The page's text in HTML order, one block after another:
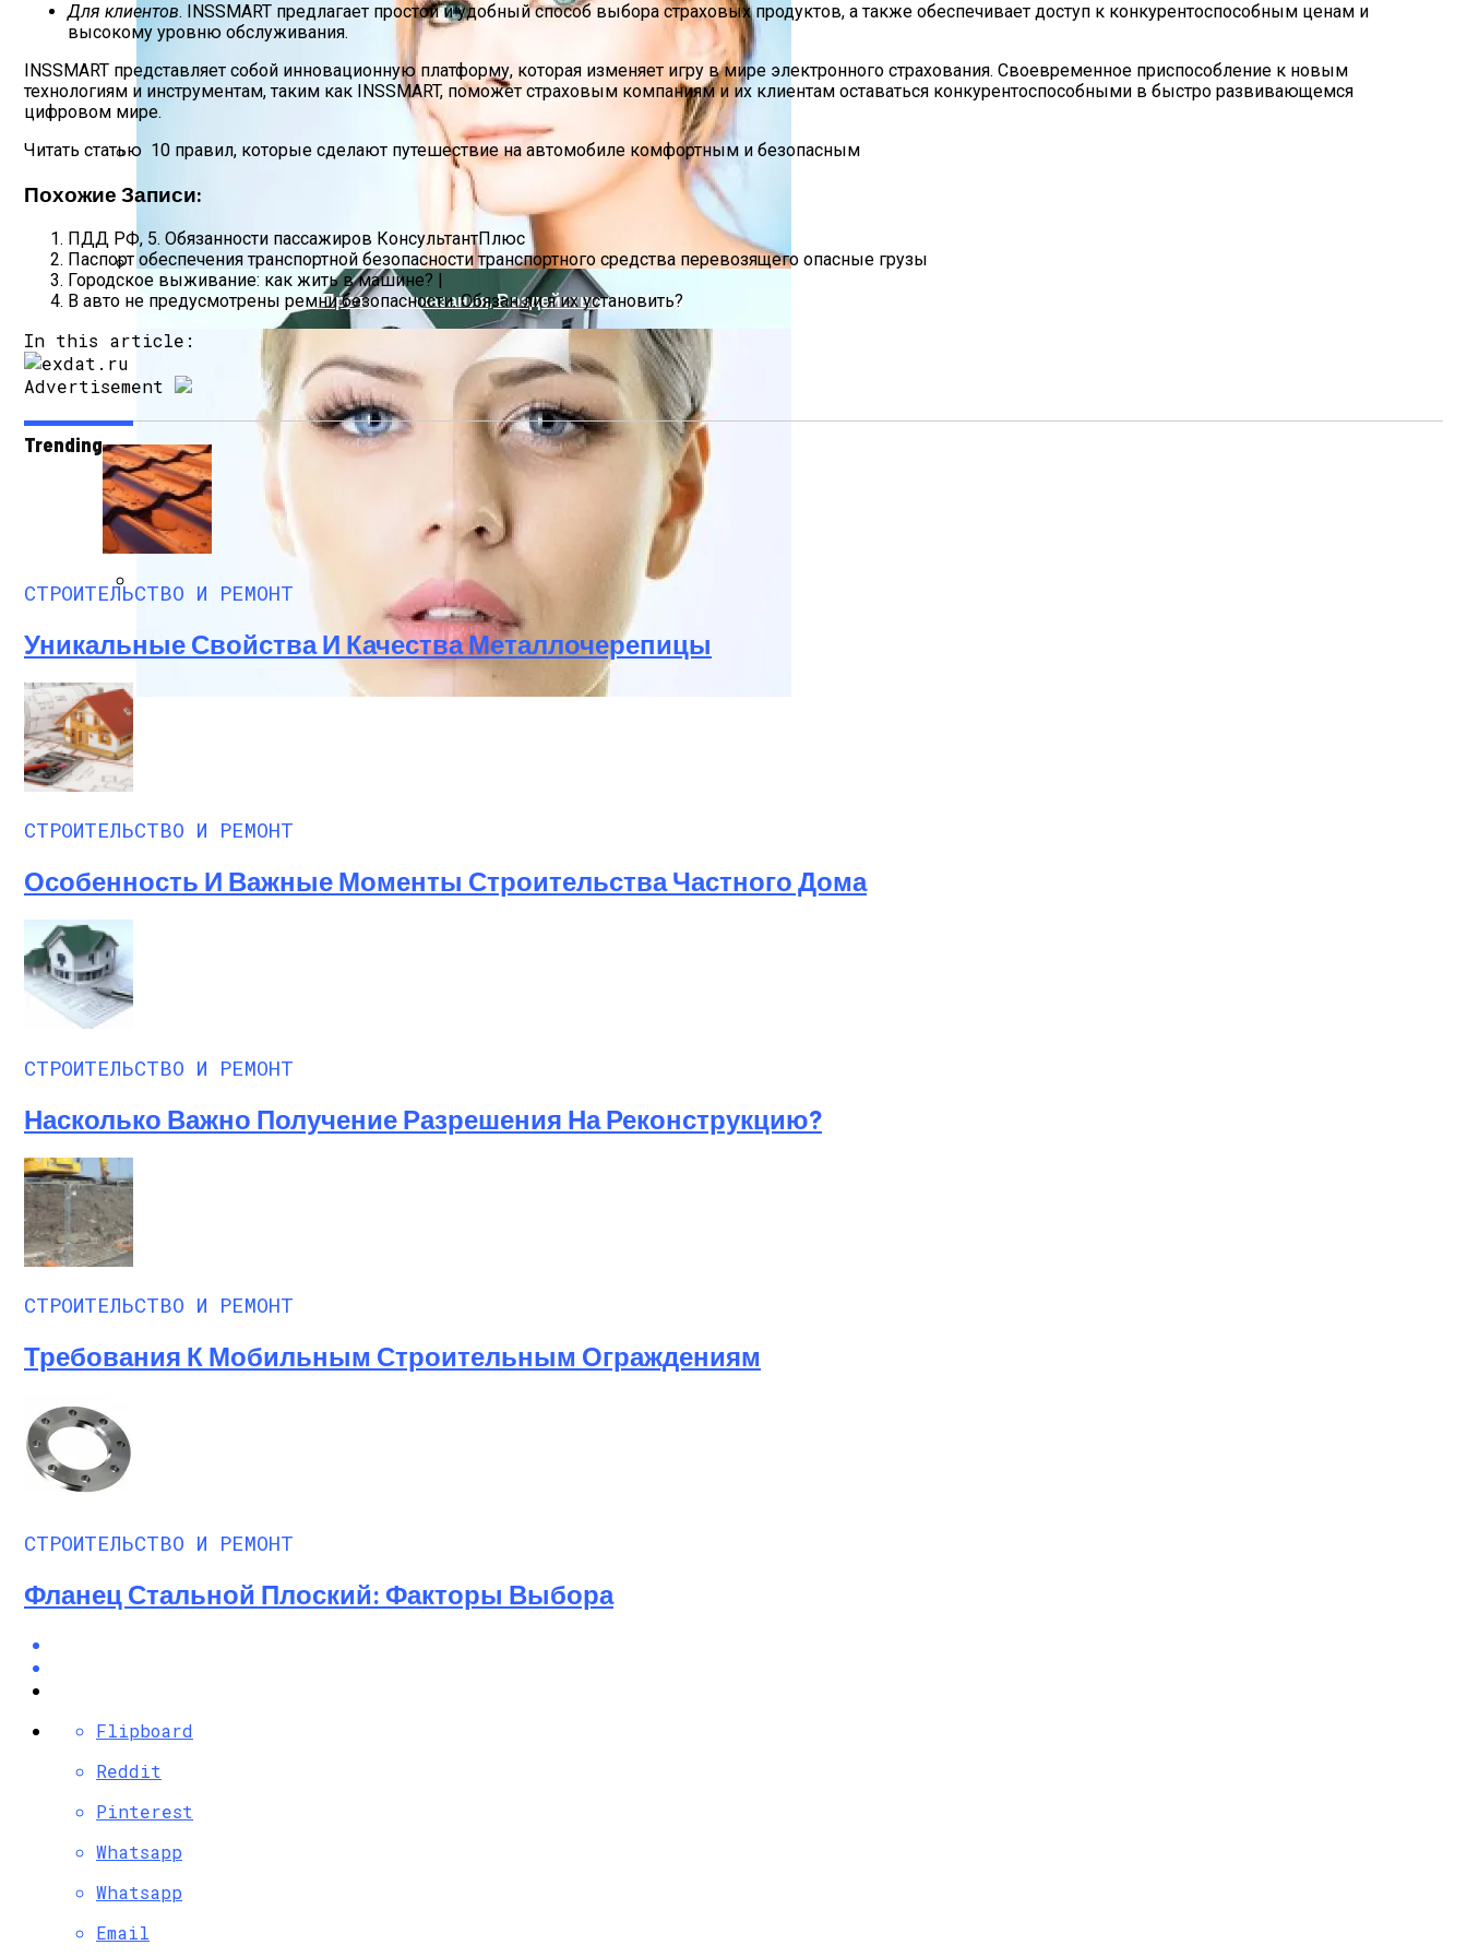
Способы Выпуска Современных Сэндвич-Панелей
Насколько Важно Получение Разрешения На Реконструкцию?
Ретиноевый Пилинг: Противопоказания, Воздействие На Кожу
Для клиентов. INSSMART предлагает простой и удобный способ выбора страховых продуктов, а также обеспечивает доступ к конкурентоспособным ценам и
высокому уровню обслуживания.
INSSMART представляет собой инновационную платформу, которая изменяет игру в мире электронного страхования. Своевременное приспособление к новым
технологиям и инструментам, таким как INSSMART, поможет страховым компаниям и их клиентам оставаться конкурентоспособными в быстро развивающемся
цифровом мире.
Читать статью 10 правил, которые сделают путешествие на автомобиле комфортным и безопасным
Похожие Записи:
ПДД РФ, 5. Обязанности пассажиров КонсультантПлюс
Паспорт обеспечения транспортной безопасности транспортного средства перевозящего опасные грузы
Городское выживание: как жить в машине? |
В авто не предусмотрены ремни безопасности. Обязан ли я их установить?
In this article:
Advertisement
Trending
СТРОИТЕЛЬСТВО И РЕМОНТ
Уникальные Свойства И Качества Металлочерепицы
СТРОИТЕЛЬСТВО И РЕМОНТ
Особенность И Важные Моменты Строительства Частного Дома
СТРОИТЕЛЬСТВО И РЕМОНТ
Насколько Важно Получение Разрешения На Реконструкцию?
СТРОИТЕЛЬСТВО И РЕМОНТ
Требования К Мобильным Строительным Ограждениям
СТРОИТЕЛЬСТВО И РЕМОНТ
Фланец Стальной Плоский: Факторы Выбора
Flipboard
Reddit
Pinterest
Whatsapp
Whatsapp
Email